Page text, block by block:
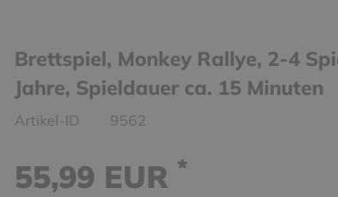
Brettspiel, Monkey Rallye, 2-4
Jahre, Spieldauer ca. 15 Minuten
Artikel-ID 9562
55,99 EUR *